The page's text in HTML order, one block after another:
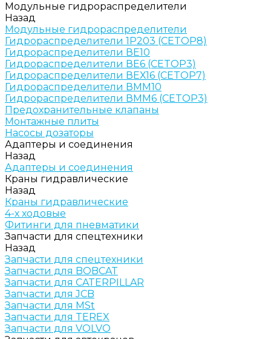
Модульные гидрораспределители
Назад
Модульные гидрораспределители
Гидрораспределители 1Р203 (CETOP8)
Гидрораспределители ВЕ10
Гидрораспределители ВЕ6 (CETOP3)
Гидрораспределители ВЕХ16 (CETOP7)
Гидрораспределители ВММ10
Гидрораспределители ВММ6 (CETOP3)
Предохранительные клапаны
Монтажные плиты
Насосы дозаторы
Адаптеры и соединения
Назад
Адаптеры и соединения
Краны гидравлические
Назад
Краны гидравлические
4-х ходовые
Фитинги для пневматики
Запчасти для спецтехники
Назад
Запчасти для спецтехники
Запчасти для BOBCAT
Запчасти для CATERPILLAR
Запчасти для JCB
Запчасти для MSt
Запчасти для TEREX
Запчасти для VOLVO